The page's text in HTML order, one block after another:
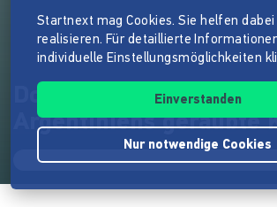
Dokumentarfilm: Algo
Argentiniens geraubte
Startnext mag Cookies. Sie helfen dabei
realisieren. Für detaillierte
individuelle Einstellungsmöglichkeiten
Einverstanden
Nur notwendige Cookies